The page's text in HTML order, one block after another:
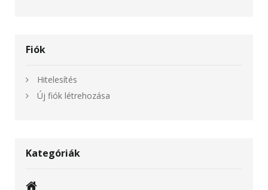
Fiók
Hitelesítés
Új fiók létrehozása
Kategóriák